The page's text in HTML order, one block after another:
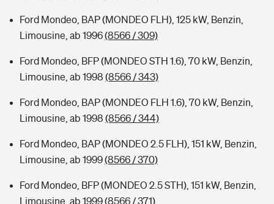
Ford Mondeo, BAP (MONDEO FLH), 125 kW, Benzin,
Limousine, ab 1996(8566 / 309)
Ford Mondeo, BFP (MONDEO STH 1.6), 70 kW, Benzin,
Limousine, ab 1998 (8566 / 343)
Ford Mondeo, BAP (MONDEO FLH 1.6), 70 kW, Benzin,
Limousine, ab 1998 (8566 / 344)
Ford Mondeo, BAP (MONDEO 2.5 FLH), 151 kW, Benzin,
Limousine, ab 1999(8566 / 370)
Ford Mondeo, BFP (MONDEO 2.5 STH), 151 kW, Benzin,
Limousine, ab 1999(8566 / 371)